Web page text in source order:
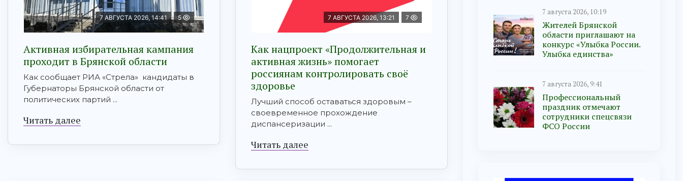
7 АВГУСТА 2026, 14:41 5
Активная избирательная кампания
проходит в Брянской области
Как сообщает РИА «Стрела» кандидаты в
Губернаторы Брянской области от
политических партий ...
Читать далее
7 АВГУСТА 2026, 13:21 7
Как нацпроект «Продолжительная и
активная жизнь» помогает
россиянам контролировать своё
здоровье
Лучший способ оставаться здоровым –
своевременное прохождение
диспансеризации ...
Читать далее
7 августа 2026, 10:19
Жителей Брянской
области приглашают на
конкурс «Улыбка России.
Улыбка единства»
7 августа 2026, 9:41
Профессиональный
праздник отмечают
сотрудники спецсвязи
ФСО России